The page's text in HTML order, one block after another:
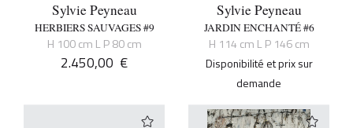
Sylvie Peyneau
HERBIERS SAUVAGES #9
H 100 cm L P 80 cm
2.450,00 €
Sylvie Peyneau
JARDIN ENCHANTÉ #6
H 114 cm L P 146 cm
Disponibilité et prix sur
demande